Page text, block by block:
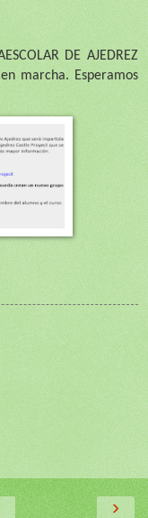
DE AJEDREZ
marcha. Esperamos
›